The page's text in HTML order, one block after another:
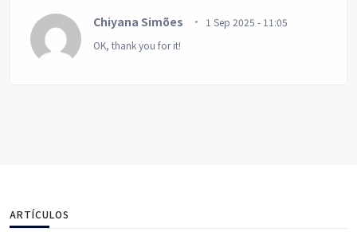
Chiyana Simões
1 Sep 2025 - 11:05
OK, thank you for it!
ARTÍCULOS